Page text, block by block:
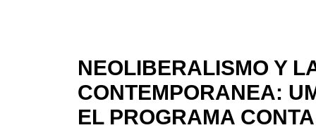
NEOLIBERALISMO Y
CONTEMPORANEA:
EL PROGRAMA